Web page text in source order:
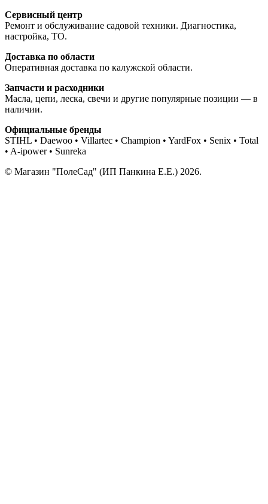
Сервисный центр
Ремонт и обслуживание садовой техники. Диагностика,
настройка, ТО.
Доставка по области
Оперативная доставка по калужской области.
Запчасти и расходники
Масла, цепи, леска, свечи и другие популярные позиции — в
наличии.
Официальные бренды
STIHL • Daewoo • Villartec • Champion • YardFox • Senix • Total
• A-ipower • Sunreka
© Магазин "ПолеСад" (ИП Панкина Е.Е.) 2026.